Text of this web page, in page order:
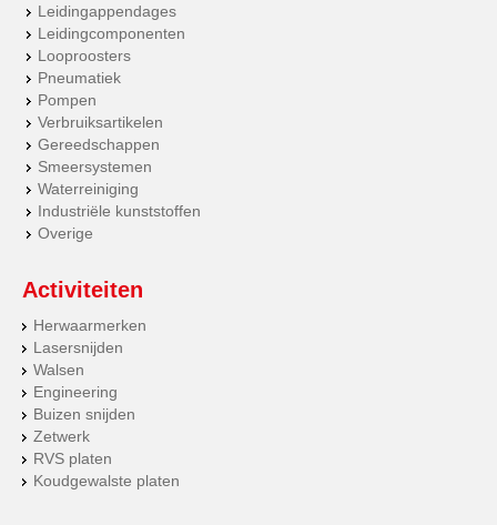
Leidingappendages
Leidingcomponenten
Looproosters
Pneumatiek
Pompen
Verbruiksartikelen
Gereedschappen
Smeersystemen
Waterreiniging
Industriële kunststoffen
Overige
Activiteiten
Herwaarmerken
Lasersnijden
Walsen
Engineering
Buizen snijden
Zetwerk
RVS platen
Koudgewalste platen